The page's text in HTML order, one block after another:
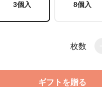
3個入 8個入
枚数
ギフトを贈る